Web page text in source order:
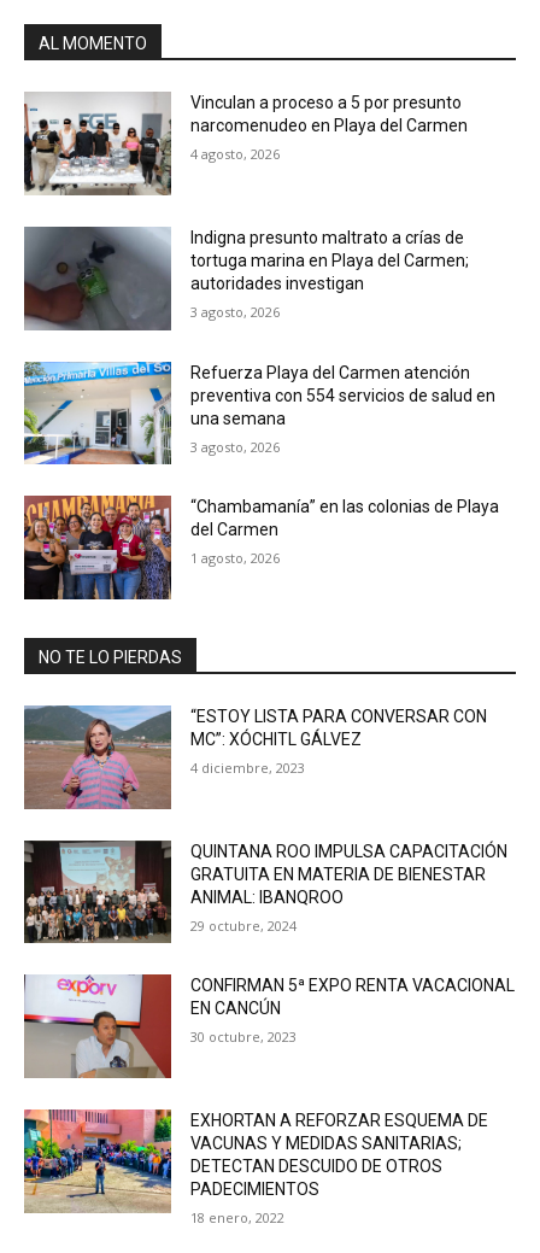
AL MOMENTO
Vinculan a proceso a 5 por presunto
narcomenudeo en Playa del Carmen
4 agosto, 2026
Indigna presunto maltrato a crías de
tortuga marina en Playa del Carmen;
autoridades investigan
3 agosto, 2026
Refuerza Playa del Carmen atención
preventiva con 554 servicios de salud en
una semana
3 agosto, 2026
“Chambamanía” en las colonias de Playa
del Carmen
1 agosto, 2026
NO TE LO PIERDAS
“ESTOY LISTA PARA CONVERSAR CON
MC”: XÓCHITL GÁLVEZ
4 diciembre, 2023
QUINTANA ROO IMPULSA CAPACITACIÓN
GRATUITA EN MATERIA DE BIENESTAR
ANIMAL: IBANQROO
29 octubre, 2024
CONFIRMAN 5ª EXPO RENTA VACACIONAL
EN CANCÚN
30 octubre, 2023
EXHORTAN A REFORZAR ESQUEMA DE
VACUNAS Y MEDIDAS SANITARIAS;
DETECTAN DESCUIDO DE OTROS
PADECIMIENTOS
18 enero, 2022